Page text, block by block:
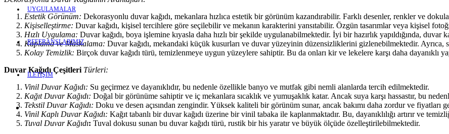
UYGULAMALAR
REFERANSLARIMIZ
İLETİŞİM
Estetik Görünüm: Dekorasyonlu duvar kağıdı, mekanlara hızlıca estetik bir görünüm kazandırabilir. Farklı desenler, renkler ve
Kişiselleştirme: Duvar kağıdı, kişisel tercihlere göre seçilebilir ve mekanın karakterini yansıtabilir. Özgün tasarımlar veya kişisel
Hızlı Uygulama: Duvar kağıdı, boya işlemine kıyasla daha hızlı bir şekilde uygulanabilmektedir. İyi bir hazırlık yapıldığında, duvar
Kaplama ve Maskalama: Duvar kağıdı, mekandaki küçük kusurları ve duvar yüzeyinin düzensizliklerini gizlenebilmektedir. Ayrıca,
Kolay Temizlik: Birçok duvar kağıdı türü, temizlenmeye uygun yüzeylere sahiptir. Bu da onları kir ve lekelere karşı daha dayanıklı
Duvar Kağıdı Çeşitleri Türleri:
Vinil Duvar Kağıdı: Su geçirmez ve dayanıklıdır, bu nedenle özellikle banyo ve mutfak gibi nemli alanlarda tercih edilmektedir.
Kağıt Duvar Kağıdı: Doğal bir görünüme sahiptir ve iç mekanlara sıcaklık ve yumuşaklık katar. Ancak suya karşı hassastır, bu
Tekstil Duvar Kağıdı: Doku ve desen açısından zengindir. Yüksek kaliteli bir görünüm sunar, ancak bakımı daha zordur ve fiyatları
Vinil Kaplı Duvar Kağıdı: Kağıt tabanlı bir duvar kağıdı üzerine bir vinil tabaka ile kaplanmaktadır. Bu, dayanıklılığı artırır ve
Tuval Duvar Kağıdı: Tuval dokusu sunan bu duvar kağıdı türü, rustik bir his yaratır ve büyük ölçüde özelleştirilebilmektedir.